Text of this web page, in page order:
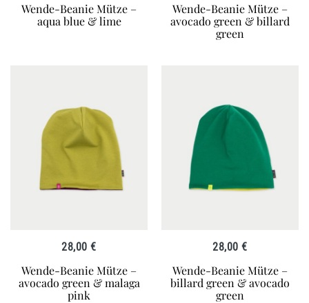
Wende-Beanie Mütze –
aqua blue & lime
Wende-Beanie Mütze –
avocado green & billard
green
28,00€
Wende-Beanie Mütze –
avocado green & malaga
pink
28,00€
Wende-Beanie Mütze –
billard green & avocado
green